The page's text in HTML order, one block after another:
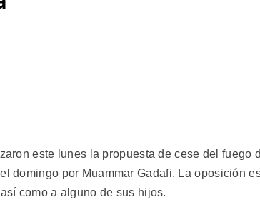
este lunes la propuesta de cese del fuego
domingo por Muammar Gadafi. La oposición
como a alguno de sus hijos.